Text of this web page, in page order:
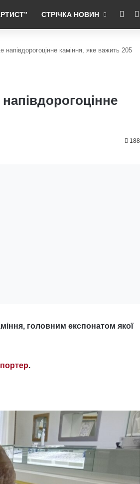
СТРІЧКА НОВИН RSS
напівдорогоцінне каміння, яке важить 205
188
головним експонатом якої
.